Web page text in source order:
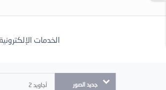
الخدمات الإلكترونية
جديد الصور أجاويد 2